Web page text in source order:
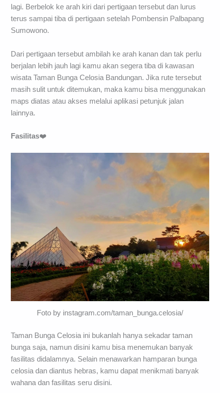
lagi. Berbelok ke arah kiri dari pertigaan tersebut dan lurus
terus sampai tiba di pertigaan setelah Pombensin Palbapang
Sumowono.
Dari pertigaan tersebut ambilah ke arah kanan dan tak perlu
berjalan lebih jauh lagi kamu akan segera tiba di kawasan
wisata Taman Bunga Celosia Bandungan. Jika rute tersebut
masih sulit untuk ditemukan, maka kamu bisa menggunakan
maps diatas atau akses melalui aplikasi petunjuk jalan
lainnya.
Fasilitas❤️
Foto by instagram.com/taman_bunga.celosia/
Taman Bunga Celosia ini bukanlah hanya sekadar taman
bunga saja, namun disini kamu bisa menemukan banyak
fasilitas didalamnya. Selain menawarkan hamparan bunga
celosia dan diantus hebras, kamu dapat menikmati banyak
wahana dan fasilitas seru disini.